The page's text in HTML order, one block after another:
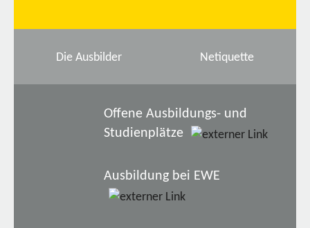
Die Ausbilder Netiquette
Offene Ausbildungs- und
Studienplätze
Ausbildung bei EWE